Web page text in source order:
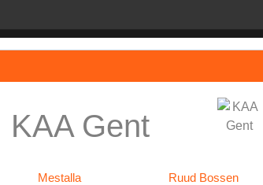
KAA Gent
Mestalla Ruud Bossen